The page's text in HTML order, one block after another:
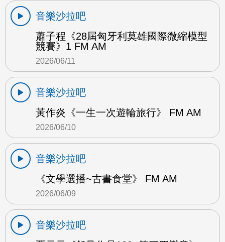
音樂沙拉吧
蕭子程《28屆匈牙利莫雄國際微縮模型
競賽》1 FM AM
2026/06/11
音樂沙拉吧
黃作炎《一生一次遊輪旅行》 FM AM
2026/06/10
音樂沙拉吧
《文學選播~古書食堂》 FM AM
2026/06/09
音樂沙拉吧